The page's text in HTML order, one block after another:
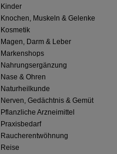
Kinder
Knochen, Muskeln & Gelenke
Kosmetik
Magen, Darm & Leber
Markenshops
Nahrungsergänzung
Nase & Ohren
Naturheilkunde
Nerven, Gedächtnis & Gemüt
Pflanzliche Arzneimittel
Praxisbedarf
Raucherentwöhnung
Reise